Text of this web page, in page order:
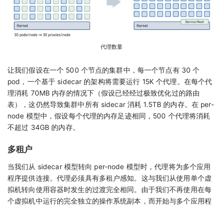
代理数量
让我们假设在一个 500 个节点的集群中，每一个节点有 30 个
pod，一个基于 sidecar 的架构将需要运行 15K 个代理。在每个代
理消耗 70MB 内存的情况下（假设已经经过极致优化过的路由
表），这仍然导致集群中所有 sidecar 消耗 1.5TB 的内存。在 per-
node 模型中，假设每个代理的内存足迹相同，500 个代理将消耗
不超过 34GB 的内存。
多租户
当我们从 sidecar 模型转向 per-node 模型时，代理将为多个应用
程序提供连接。代理必须具有多租户感知。这与我们从使用单个虚
拟机转向使用容器时发生的过渡完全相同。由于我们不再使用在每
个虚拟机中运行的完全独立的操作系统副本，而开始与多个应用程